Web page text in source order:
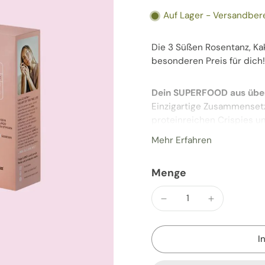
Auf Lager -
Die 3 Süßen Rosentanz,
besonderen Preis für dich!
Dein SUPERFOOD aus
Einzigartige
proteinreichen Crispies
Bitterstoffen – gebündelt
Superfood-Topping trifft
Sättigung… wie ein
MIT NUR EINEM LÖFFEL:
Stille deinen Hunger.
ayurvedisch… voller Liebe.
Eine liebevoll fruchtige,
bioaktiven Pflanzen und
Mehr Erfahren
Menge